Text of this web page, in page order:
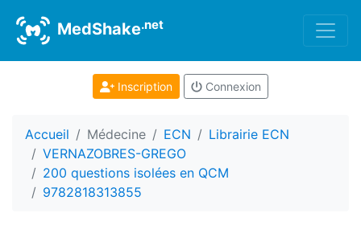
MedShake.net
Inscription Connexion
Accueil Médecine ECN
Librairie ECN
VERNAZOBRES-GREGO
200 questions isolées en QCM
9782818313855